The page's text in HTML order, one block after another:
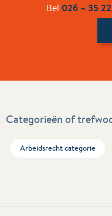
Bel 026 – 35
Categorieën of
Arbeidsrecht categorie